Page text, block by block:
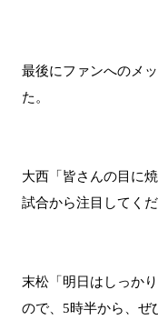
最後にファンへのメ
た。
大西「皆さんの目に
試合から注目してくだ
末松「明日はしっか
ので、5時半から、ぜ